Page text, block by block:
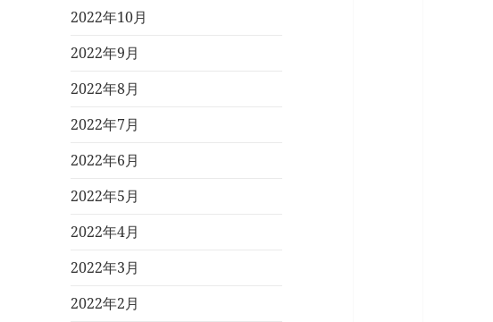
2022年10月
2022年9月
2022年8月
2022年7月
2022年6月
2022年5月
2022年4月
2022年3月
2022年2月